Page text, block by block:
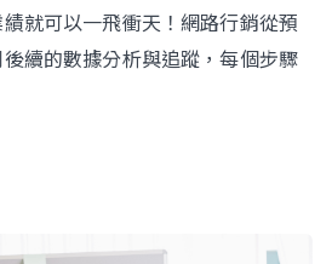
就可以一飛衝天！網路行銷從預
續的數據分析與追蹤，每個步驟